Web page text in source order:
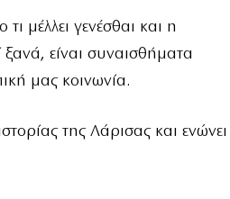
μέλλει γενέσθαι και η
ξανά, είναι συναισθήματα
μας κοινωνία.
της Λάρισας και ενώνει